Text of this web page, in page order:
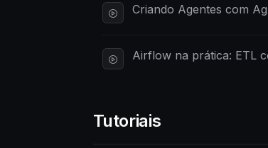
Criando Agentes com
Airflow na prática: ETL
Tutoriais